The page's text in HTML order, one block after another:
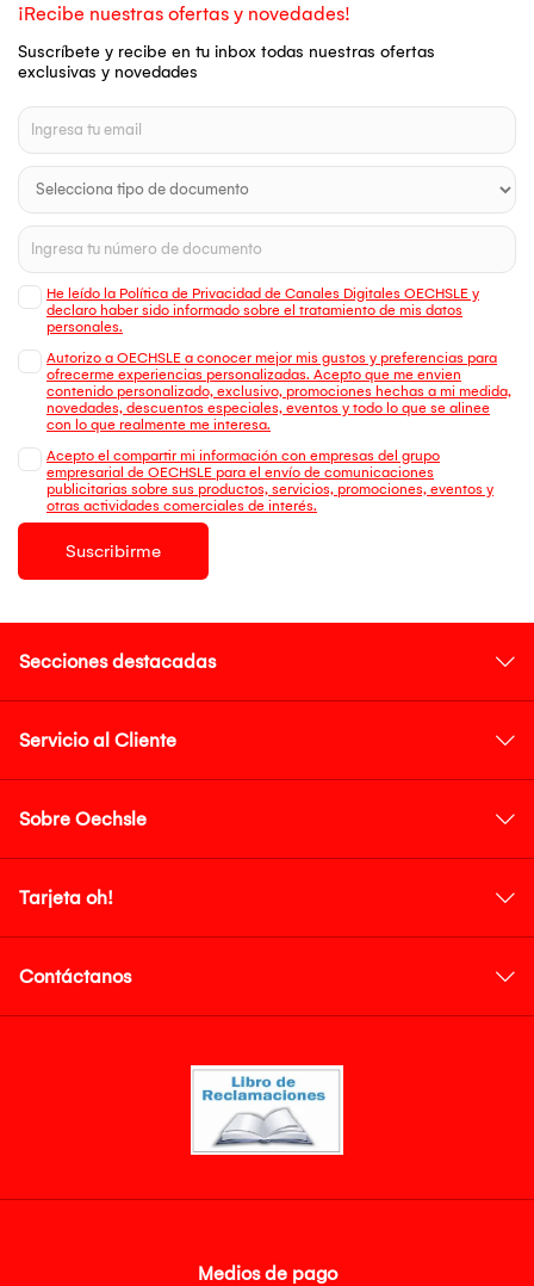
¡Recibe nuestras ofertas y novedades!
Suscríbete y recibe en tu inbox todas nuestras ofertas
exclusivas y novedades
He leído la Política de Privacidad de Canales Digitales OECHSLE y
declaro haber sido informado sobre el tratamiento de mis datos
personales.
Autorizo a OECHSLE a conocer mejor mis gustos y preferencias para
ofrecerme experiencias personalizadas. Acepto que me envien
contenido personalizado, exclusivo, promociones hechas a mi medida,
novedades, descuentos especiales, eventos y todo lo que se alinee
con lo que realmente me interesa.
Acepto el compartir mi información con empresas del grupo
empresarial de OECHSLE para el envío de comunicaciones
publicitarias sobre sus productos, servicios, promociones, eventos y
otras actividades comerciales de interés.
Suscribirme
Secciones destacadas
Servicio al Cliente
Sobre Oechsle
Tarjeta oh!
Contáctanos
Medios de pago